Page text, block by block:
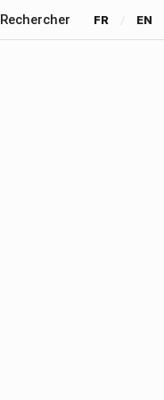
Rechercher FR / EN